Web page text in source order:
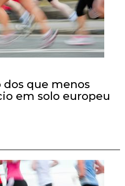
dos que menos
em solo europeu